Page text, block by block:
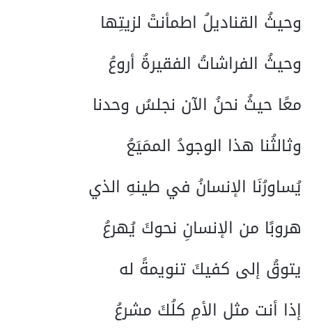
وحيثُ القناديلُ اطمأنتْ لزيتِها
وحيثُ الفراشاتُ الفقيرةُ أروعُ
معًا حيثُ نحنُ الآن نجلسُ وحدنا
وثالثُنا هذا الوجودُ الممَيَعُ
يُساورُنَا الإنسانُ في طينهِ الذي
هروبًا من الإنسانِ نحوكَ يُهرعُ
يتوقُ إلى كفيكَ تنويمةً له
إذا أنت مثل الأمِ كلُكَ مشرعُ